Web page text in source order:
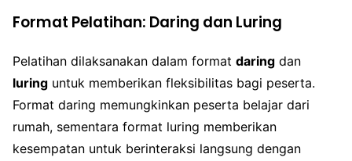
Format Pelatihan: Daring dan Luring
Pelatihan dilaksanakan dalam format daring dan
luring untuk memberikan fleksibilitas bagi peserta.
Format daring memungkinkan peserta belajar dari
rumah, sementara format luring memberikan
kesempatan untuk berinteraksi langsung dengan